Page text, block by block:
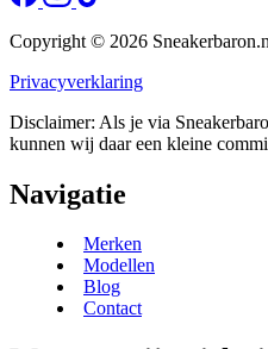
Copyright © 2026
Privacyverklaring
Disclaimer: Als je via
kunnen wij daar een kleine
Navigatie
Merken
Modellen
Blog
Contact